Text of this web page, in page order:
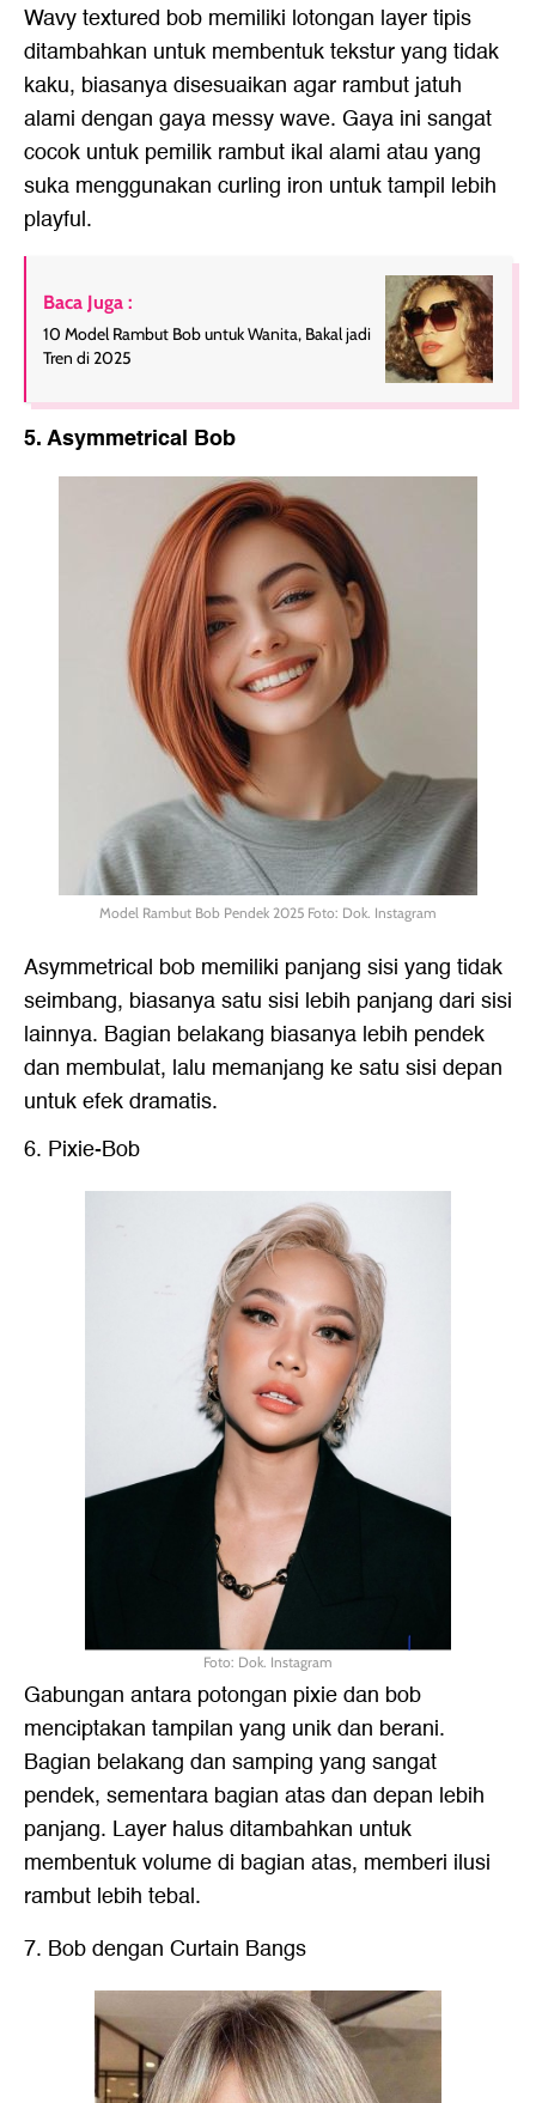
Wavy textured bob memiliki lotongan layer tipis
ditambahkan untuk membentuk tekstur yang tidak
kaku, biasanya disesuaikan agar rambut jatuh
alami dengan gaya messy wave. Gaya ini sangat
cocok untuk pemilik rambut ikal alami atau yang
suka menggunakan curling iron untuk tampil lebih
playful.
Baca Juga :
10 Model Rambut Bob untuk Wanita, Bakal jadi
Tren di 2025
5. Asymmetrical Bob
Model Rambut Bob Pendek 2025 Foto: Dok. Instagram
Asymmetrical bob memiliki panjang sisi yang tidak
seimbang, biasanya satu sisi lebih panjang dari sisi
lainnya. Bagian belakang biasanya lebih pendek
dan membulat, lalu memanjang ke satu sisi depan
untuk efek dramatis.
6. Pixie-Bob
Foto: Dok. Instagram
Gabungan antara potongan pixie dan bob
menciptakan tampilan yang unik dan berani.
Bagian belakang dan samping yang sangat
pendek, sementara bagian atas dan depan lebih
panjang. Layer halus ditambahkan untuk
membentuk volume di bagian atas, memberi ilusi
rambut lebih tebal.
7. Bob dengan Curtain Bangs